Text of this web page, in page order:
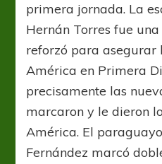
primera jornada. La
Hernán Torres fue
reforzó para asegurar
América en Primera
precisamente las
marcaron y le dieron
América. El paraguayo
Fernández marcó